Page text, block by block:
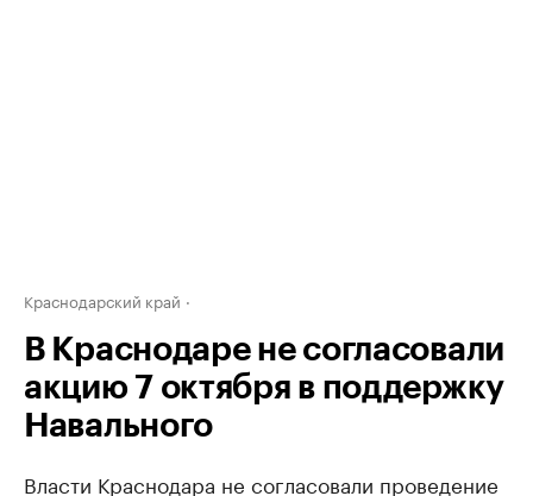
Краснодарский край
В Краснодаре не согласовали
акцию 7 октября в поддержку
Навального
Власти Краснодара не согласовали проведение